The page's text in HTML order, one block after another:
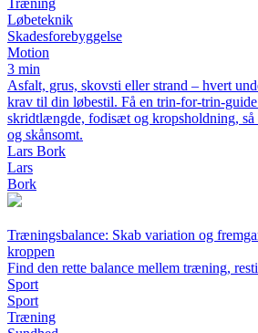
Træning
Løbeteknik
Skadesforebyggelse
Motion
3 min
Asfalt, grus, skovsti eller strand – hvert
krav til din løbestil. Få en trin-for-trin-
skridtlængde, fodisæt og kropsholdning,
og skånsomt.
Lars Bork
Lars
Bork
Træningsbalance: Skab variation og
kroppen
Find den rette balance mellem træning,
Sport
Sport
Træning